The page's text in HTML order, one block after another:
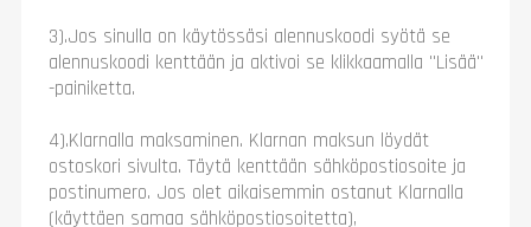
3).Jos sinulla on käytössäsi alennuskoodi syötä se
alennuskoodi kenttään ja aktivoi se klikkaamalla "Lisää"
-painiketta.
4).Klarnalla maksaminen. Klarnan maksun löydät
ostoskori sivulta. Täytä kenttään sähköpostiosoite ja
postinumero. Jos olet aikaisemmin ostanut Klarnalla
(käyttäen samaa sähköpostiosoitetta),